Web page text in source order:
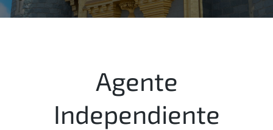
Agente
Independiente